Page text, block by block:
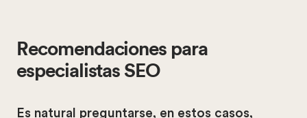
Recomendaciones para
especialistas SEO
Es natural preguntarse, en estos casos,